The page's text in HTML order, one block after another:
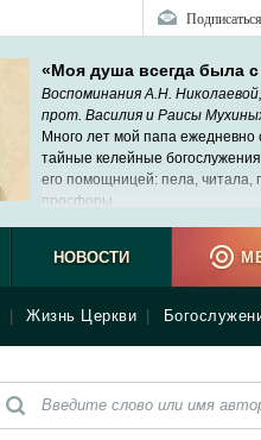
«Моя душа всегда была
Воспоминания А.Н.
прот. Василия и Раисы
Много лет мой папа ежедневно
тайные келейные
его помощницей: пела, читала,
просфоры.
Жизнь Церкви
НОВОСТИ